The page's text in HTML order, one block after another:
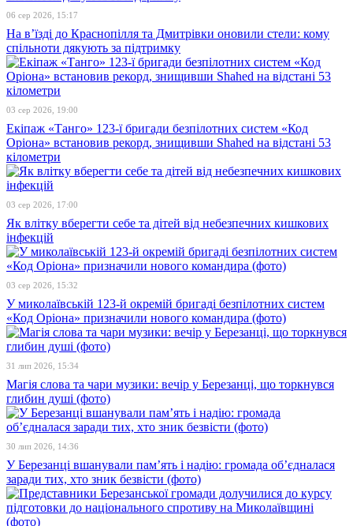
06 сер 2026, 15:17
На в’їзді до Краснопілля та Дмитрівки оновили стели: кому
спільноти дякують за підтримку
03 сер 2026, 19:00
Екіпаж «Танго» 123-ї бригади безпілотних систем «Код
Оріона» встановив рекорд, знищивши Shahed на відстані 53
кілометри
03 сер 2026, 17:00
Як влітку вберегти себе та дітей від небезпечних кишкових
інфекцій
03 сер 2026, 15:32
У миколаївській 123-й окремій бригаді безпілотних систем
«Код Оріона» призначили нового командира (фото)
31 лип 2026, 15:34
Магія слова та чари музики: вечір у Березанці, що торкнувся
глибин душі (фото)
30 лип 2026, 14:36
У Березанці вшанували пам’ять і надію: громада об’єдналася
заради тих, хто зник безвісти (фото)